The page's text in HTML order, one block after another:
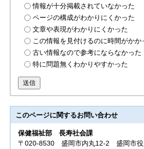
情報が十分掲載されていなかった
ページの構成がわかりにくかった
文章や表現がわかりにくかった
この情報を見付けるのに時間がかか
古い情報なので参考にならなかった
特に問題無くわかりやすかった
送信
このページに関するお問い合わせ
保健福祉部長寿社会課
〒020-8530 盛岡市内丸12-2 盛岡市役